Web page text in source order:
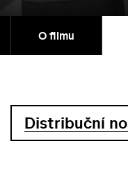
O filmu
Distribuční